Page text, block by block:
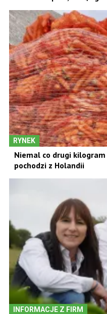
RYNEK
Niemal co drugi
pochodzi z Holandii
INFORMACJE Z FIRM